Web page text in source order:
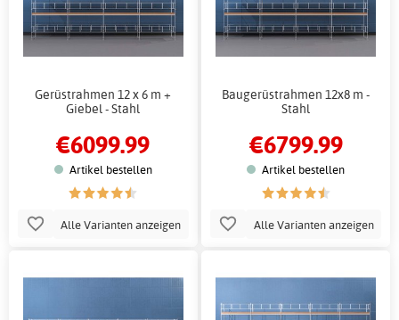
Gerüstrahmen 12 x 6 m +
Giebel - Stahl
€6099.99
Artikel bestellen
Alle Varianten anzeigen
Baugerüstrahmen 12x8 m -
Stahl
€6799.99
Artikel bestellen
Alle Varianten anzeigen